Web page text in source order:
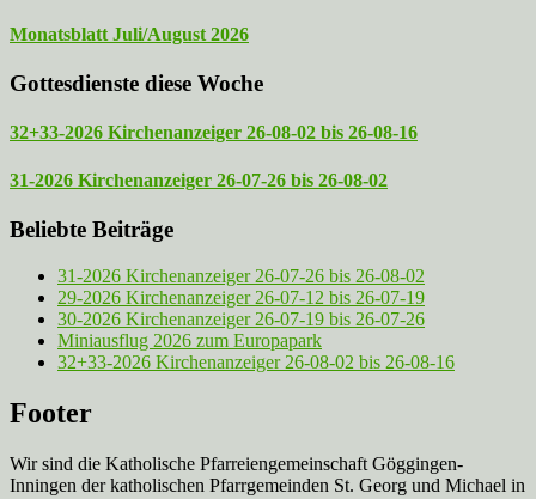
Monatsblatt Juli/August 2026
Gottesdienste diese Woche
32+33-2026 Kirchenanzeiger 26-08-02 bis 26-08-16
31-2026 Kirchenanzeiger 26-07-26 bis 26-08-02
Beliebte Beiträge
31-2026 Kirchenanzeiger 26-07-26 bis 26-08-02
29-2026 Kirchenanzeiger 26-07-12 bis 26-07-19
30-2026 Kirchenanzeiger 26-07-19 bis 26-07-26
Miniausflug 2026 zum Europapark
32+33-2026 Kirchenanzeiger 26-08-02 bis 26-08-16
Footer
Wir sind die Katholische Pfarreien­gemeinschaft Göggingen-
Inningen der katholischen Pfarrgemeinden St. Georg und Michael in